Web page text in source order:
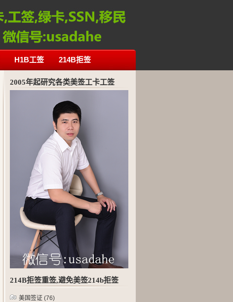
H1B工签 214B拒签
2005年起研究各类美签工卡工签
214B拒签重签,避免美签214b拒签
美国签证 (76)